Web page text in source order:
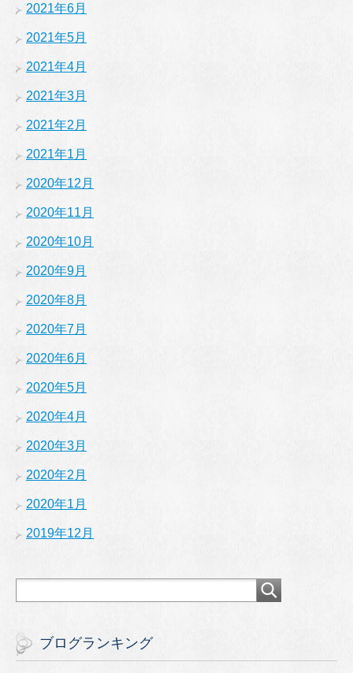
2021年6月
2021年5月
2021年4月
2021年3月
2021年2月
2021年1月
2020年12月
2020年11月
2020年10月
2020年9月
2020年8月
2020年7月
2020年6月
2020年5月
2020年4月
2020年3月
2020年2月
2020年1月
2019年12月
ブログランキング